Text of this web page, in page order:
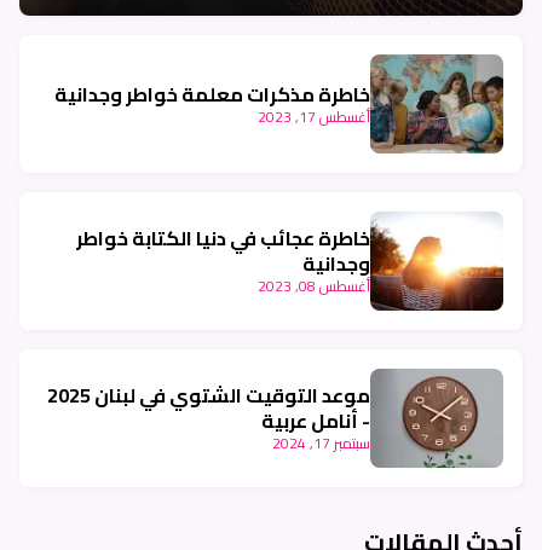
خاطرة مذكرات معلمة خواطر وجدانية
أغسطس 17, 2023
خاطرة عجائب في دنيا الكتابة خواطر
وجدانية
أغسطس 08, 2023
موعد التوقيت الشتوي في لبنان 2025
- أنامل عربية
سبتمبر 17, 2024